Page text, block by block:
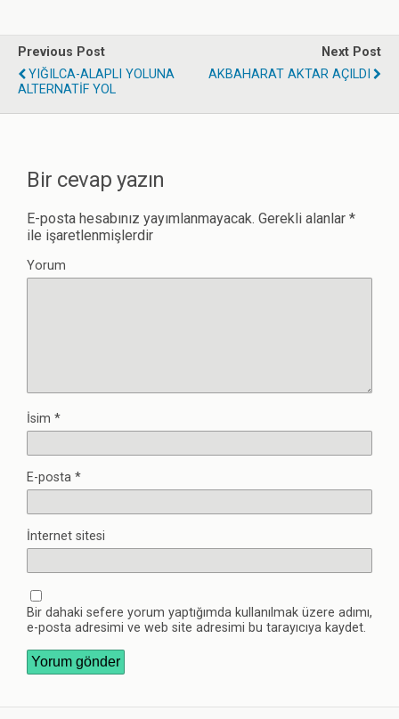
Previous Post
YIĞILCA-ALAPLI YOLUNA
ALTERNATİF YOL
Next Post
AKBAHARAT AKTAR AÇILDI
Bir cevap yazın
E-posta hesabınız yayımlanmayacak. Gerekli alanlar *
ile işaretlenmişlerdir
Yorum
İsim *
E-posta *
İnternet sitesi
Bir dahaki sefere yorum yaptığımda kullanılmak üzere adımı,
e-posta adresimi ve web site adresimi bu tarayıcıya kaydet.